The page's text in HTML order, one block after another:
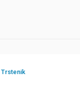
Trstenik